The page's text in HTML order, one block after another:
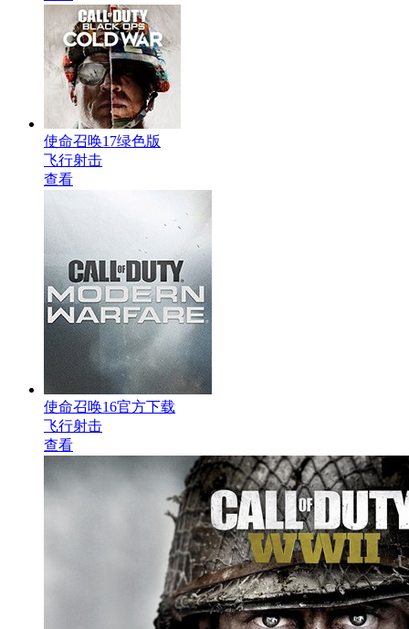
使命召唤17绿色版
飞行射击
查看
使命召唤16官方下载
飞行射击
查看